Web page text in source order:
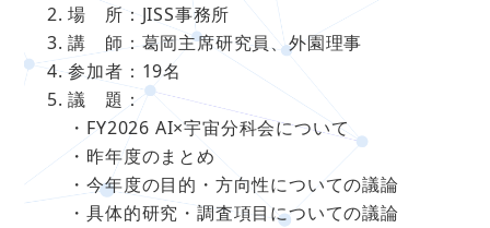
場 所：JISS事務所
講 師：葛岡主席研究員、外園理事
参加者：19名
議 題：
・FY2026 AI×宇宙分科会について
・昨年度のまとめ
・今年度の目的・方向性についての議論
・具体的研究・調査項目についての議論